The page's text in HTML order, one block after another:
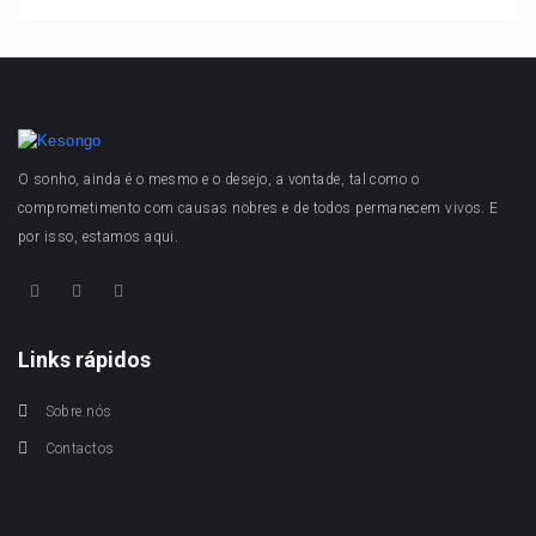
O sonho, ainda é o mesmo e o desejo, a vontade, tal como o
comprometimento com causas nobres e de todos permanecem vivos. E
por isso, estamos aqui.
Links rápidos
Sobre nós
Contactos